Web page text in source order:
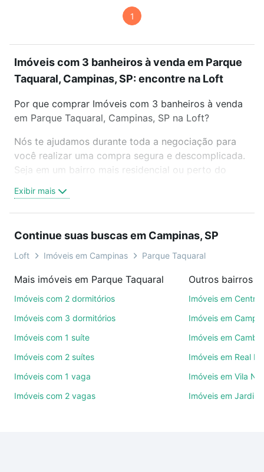
1
Imóveis com 3 banheiros à venda em Parque
Taquaral, Campinas, SP: encontre na Loft
Por que comprar Imóveis com 3 banheiros à venda
em Parque Taquaral, Campinas, SP na Loft?
Nós te ajudamos durante toda a negociação para
você realizar uma compra segura e descomplicada.
Seja em um bairro mais residencial ou perto do
oferta ideal de Imóveis com 3 banheiros à venda em
Parque Taquaral, Campinas, SP para conquistar seu
videochamada, é grátis, sem compromisso e você
ainda conta com mais de 46 mil corretores e
de imóveis.
ruas, bairros e até condomínios favoritos. Você
também pode usar os filtros como quantidade de
quartos, suítes, com ou sem vaga de garagem para
comodidades, como piscina, academia, salão de
Exibir mais
Continue suas buscas em Campinas, SP
Loft Imóveis em Campinas Parque Taquaral
Mais imóveis em Parque Taquaral
Imóveis com 2 dormitórios
Imóveis com 3 dormitórios
Imóveis com 1 suíte
Imóveis com 2 suítes
Imóveis com 1 vaga
Imóveis com 2 vagas
Outros bairros
Imóveis em Centro
Imóveis em
Imóveis em Cambuí
Imóveis em Real
Imóveis em Vila
Imóveis em Jardim